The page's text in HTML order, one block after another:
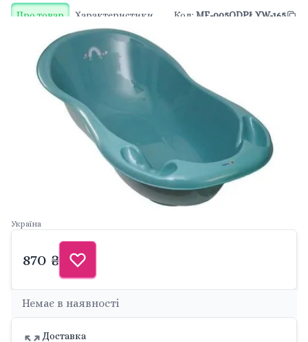
Про товар Характеристики Код: ME-005ODPŁYW-165
Україна
870 ₴
Немає в наявності
Доставка